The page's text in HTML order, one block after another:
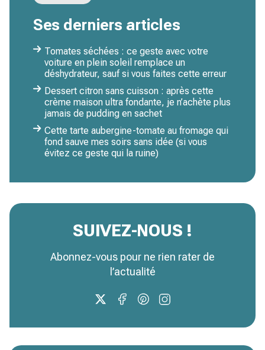
Ses derniers articles
Tomates séchées : ce geste avec votre
voiture en plein soleil remplace un
déshydrateur, sauf si vous faites cette erreur
Dessert citron sans cuisson : après cette
crème maison ultra fondante, je n’achète plus
jamais de pudding en sachet
Cette tarte aubergine-tomate au fromage qui
fond sauve mes soirs sans idée (si vous
évitez ce geste qui la ruine)
SUIVEZ-NOUS !
Abonnez-vous pour ne rien rater de
l’actualité